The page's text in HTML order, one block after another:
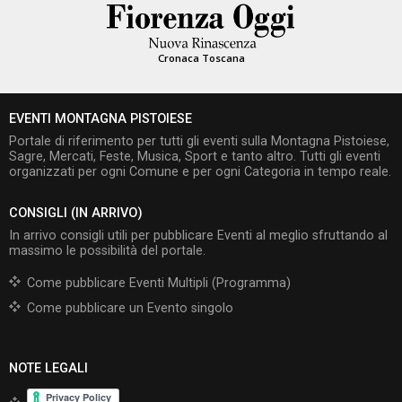
Cronaca Toscana
EVENTI MONTAGNA PISTOIESE
Portale di riferimento per tutti gli eventi sulla Montagna Pistoiese,
Sagre, Mercati, Feste, Musica, Sport e tanto altro. Tutti gli eventi
organizzati per ogni Comune e per ogni Categoria in tempo reale.
CONSIGLI (IN ARRIVO)
In arrivo consigli utili per pubblicare Eventi al meglio sfruttando al
massimo le possibilità del portale.
Come pubblicare Eventi Multipli (Programma)
Come pubblicare un Evento singolo
NOTE LEGALI